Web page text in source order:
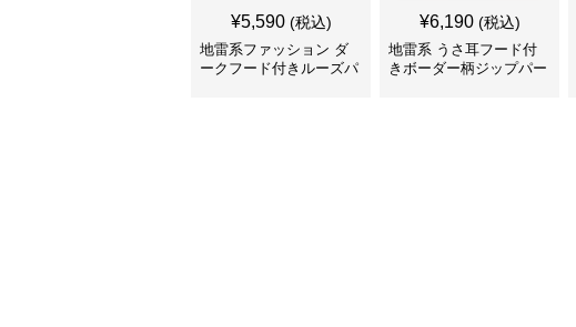
¥5,590 (税込)
地雷系ファッション ダ
ークフード付きルーズパ
¥6,190 (税込)
地雷系 うさ耳フード付
きボーダー柄ジップパー